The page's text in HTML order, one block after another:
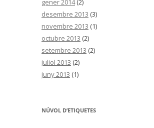
gener 2014(2)
desembre 2013 (3)
novembre 2013 (1)
octubre 2013 (2)
setembre 2013 (2)
juliol 2013 (2)
juny 2013 (1)
NÚVOL D’ETIQUETES